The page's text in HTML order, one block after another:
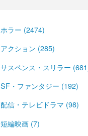
ホラー (2474)
アクション (285)
サスペンス・スリラー
SF・ファンタジー (192)
配信・テレビドラマ (98)
短編映画 (7)